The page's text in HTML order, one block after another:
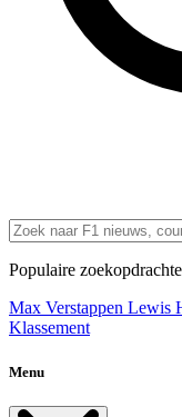
Populaire
Max Verstappen Lewis
Klassement
Menu